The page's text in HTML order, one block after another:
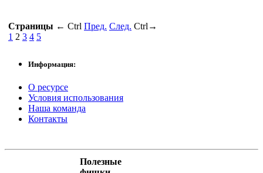
Страницы ← Ctrl Пред. След. Ctrl →
1 2 3 4 5
Информация:
О ресурсе
Условия использования
Наша команда
Контакты
Полезные